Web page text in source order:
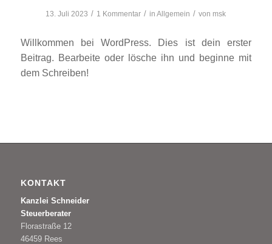
13. Juli 2023 / 1 Kommentar / inAllgemein / von msk
Willkommen bei WordPress. Dies ist dein erster
Beitrag. Bearbeite oder lösche ihn und beginne mit
dem Schreiben!
KONTAKT
Kanzlei Schneider
Steuerberater
Florastraße 12
46459 Rees